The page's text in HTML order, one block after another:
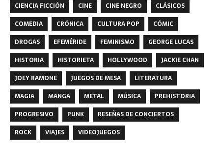
CIENCIA FICCIÓN
CINE CINE NEGRO
CLÁSICOS
COMEDIA
CRÓNICA CULTURA POP
CÓMIC
DROGAS
EFEMÉRIDE FEMINISMO
GEORGE LUCAS
HISTORIA
HISTORIETA HOLLYWOOD
JACKIE CHAN
JOEY RAMONE
JUEGOS DE MESA
LITERATURA
MAGIA
MANGA METAL MÚSICA
PREHISTORIA
PROGRESIVO
PUNK
RESEÑAS DE CONCIERTOS
ROCK
VIAJES VIDEOJUEGOS